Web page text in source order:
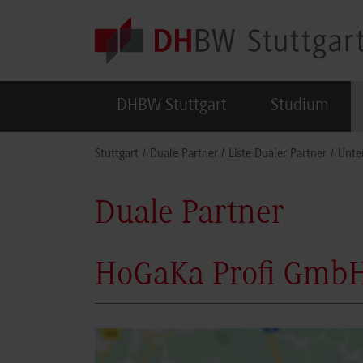
DHBW Stuttgart Studium
Stuttgart Duale Partner Liste Dualer Partner
Duale Partner
HoGaKa Profi